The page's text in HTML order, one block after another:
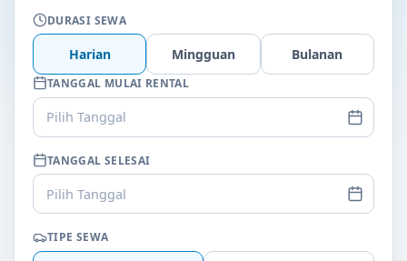
DURASI SEWA
Harian Mingguan Bulanan
TANGGAL MULAI RENTAL
Pilih Tanggal
TANGGAL SELESAI
Pilih Tanggal
TIPE SEWA